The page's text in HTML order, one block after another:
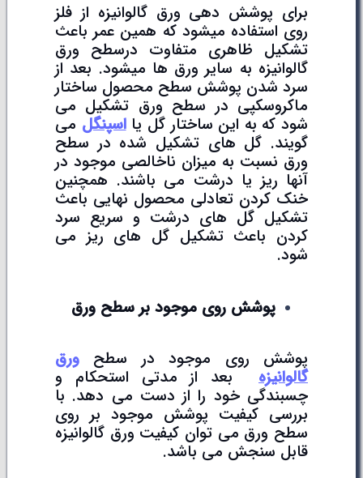
برای پوشش دهی ورق گالوانیزه از فلز
روی استفاده میشود که همین عمر باعث
تشکیل ظاهری متفاوت درسطح ورق
گالوانیزه به سایر ورق ها میشود. بعد از
سرد شدن پوشش سطح محصول ساختار
ماکروسکپی در سطح ورق تشکیل می
شود که به این ساختار گل یا اسپنگل می
گویند. گل های تشکیل شده در سطح
ورق نسبت به میزان ناخالصی موجود در
آنها ریز یا درشت می باشند. همچنین
خنک کردن تعادلی محصول نهایی باعث
تشکیل گل های درشت و سریع سرد
کردن باعث تشکیل گل های ریز می
شود.
پوشش روی موجود بر سطح ورق
پوشش روی موجود در سطح ورق
گالوانیزه بعد از مدتی استحکام و
چسبندگی خود را از دست می دهد. با
بررسی کیفیت پوشش موجود بر روی
سطح ورق می توان کیفیت ورق گالوانیزه
قابل سنجش می باشد.